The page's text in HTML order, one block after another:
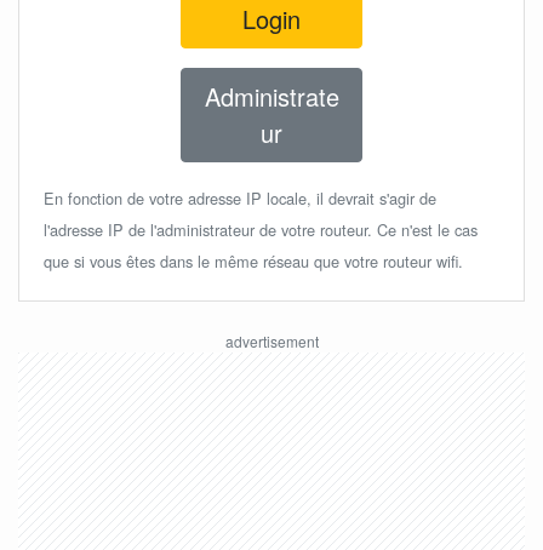
Login
Administrate
ur
En fonction de votre adresse IP locale, il devrait s'agir de
l'adresse IP de l'administrateur de votre routeur. Ce n'est le cas
que si vous êtes dans le même réseau que votre routeur wifi.